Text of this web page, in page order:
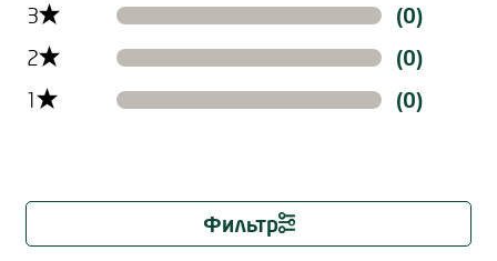
3 (0)
2 (0)
1 (0)
Фильтр